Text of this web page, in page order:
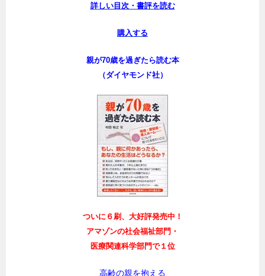
詳しい目次・書評を読む
購入する
親が70歳を過ぎたら読む本
（ダイヤモンド社）
ついに６刷、大好評発売中！
アマゾンの社会福祉部門・
医療関連科学部門で１位
高齢の親を抱える